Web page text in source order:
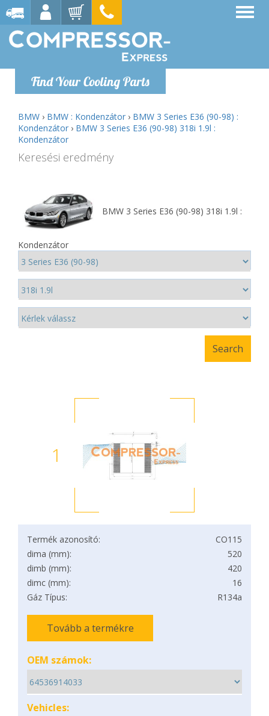
Find Your Cooling Parts
BMW › BMW : Kondenzátor › BMW 3 Series E36 (90-98) :
Kondenzátor › BMW 3 Series E36 (90-98) 318i 1.9l :
Kondenzátor
Keresési eredmény
BMW 3 Series E36 (90-98) 318i 1.9l :
Kondenzátor
1
Termék azonosító:
CO115
dima (mm):
520
dimb (mm):
420
dimc (mm):
16
Gáz Típus:
R134a
Tovább a termékre
OEM számok:
Vehicles: